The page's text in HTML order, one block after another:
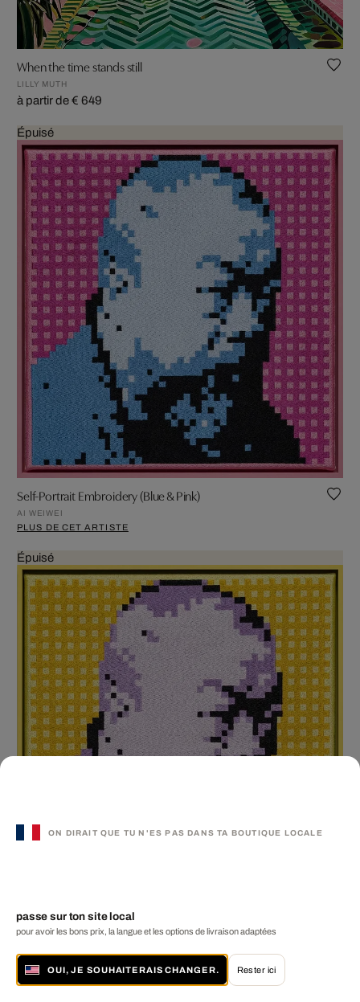
When the time stands still
LILLY MUTH
à partir de € 649
Épuisé
Self-Portrait Embroidery (Blue & Pink)
AI WEIWEI
PLUS DE CET ARTISTE
Épuisé
Self-Portrait Embroidery (Purple & Yellow)
AI WEIWEI
ON DIRAIT QUE TU N'ES PAS DANS TA BOUTIQUE LOCALE
passe sur ton site local
pour avoir les bons prix, la langue et les options de livraison adaptées
OUI, JE SOUHAITERAIS CHANGER. Rester ici